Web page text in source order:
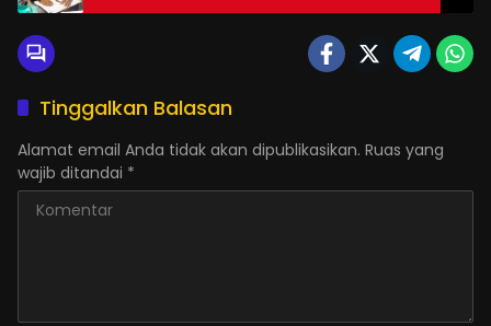
Tinggalkan Balasan
Alamat email Anda tidak akan dipublikasikan. Ruas yang
wajib ditandai *